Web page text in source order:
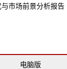
市场前景分析报告
电脑版